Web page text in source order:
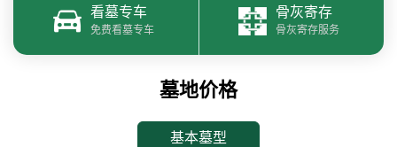
看墓专车
免费看墓专车
骨灰寄存
骨灰寄存服务
墓地价格
基本墓型